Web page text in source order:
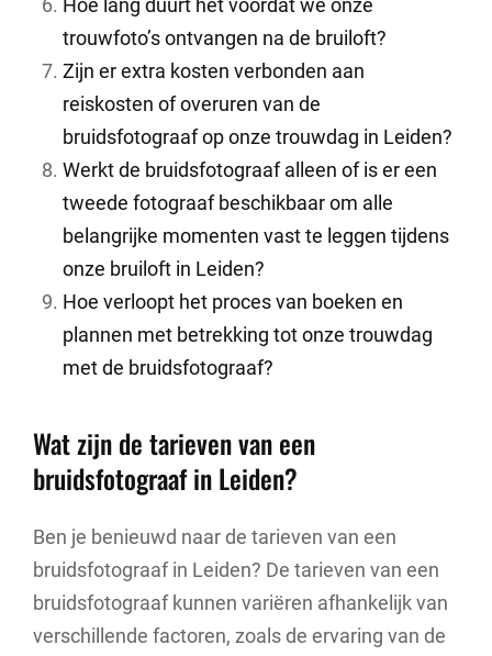
trouwfoto’s ontvangen na de bruiloft?
Zijn er extra kosten verbonden aan
reiskosten of overuren van de
bruidsfotograaf op onze trouwdag in Leiden?
Werkt de bruidsfotograaf alleen of is er een
tweede fotograaf beschikbaar om alle
belangrijke momenten vast te leggen tijdens
onze bruiloft in Leiden?
Hoe verloopt het proces van boeken en
plannen met betrekking tot onze trouwdag
met de bruidsfotograaf?
Wat zijn de tarieven van een
bruidsfotograaf in Leiden?
Ben je benieuwd naar de tarieven van een
bruidsfotograaf in Leiden? De tarieven van een
bruidsfotograaf kunnen variëren afhankelijk van
verschillende factoren, zoals de ervaring van de